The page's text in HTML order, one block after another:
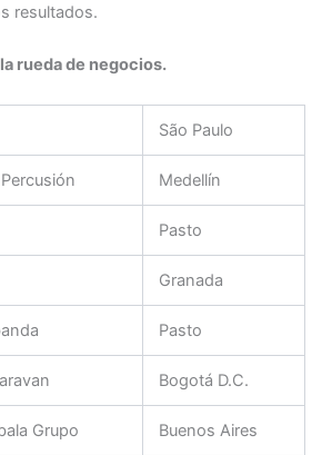
resultados.
rueda de negocios.
São Paulo
Medellín
Pasto
Granada
Pasto
Bogotá D.C.
Grupo Buenos Aires